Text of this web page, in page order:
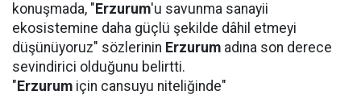
konuşmada, " Erzurum'u savunma sanayii
ekosistemine daha güçlü şekilde dâhil etmeyi
düşünüyoruz" sözlerinin Erzurum adına son derece
sevindirici olduğunu belirtti.
" Erzurum için cansuyu niteliğinde"